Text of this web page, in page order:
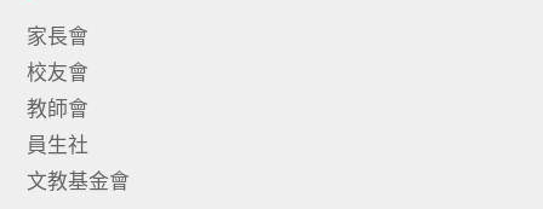
家長會
校友會
教師會
員生社
文教基金會